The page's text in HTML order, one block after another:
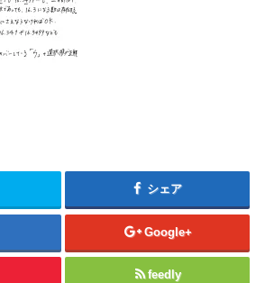
シェア
Google+
feedly